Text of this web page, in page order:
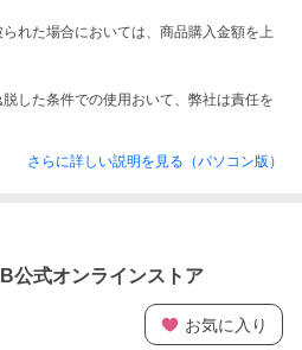
れた場合においては、商品購入金額を上
した条件での使用おいて、弊社は責任を
さらに詳しい説明を見る（パソコン版）
公式オンラインストア
お気に入り